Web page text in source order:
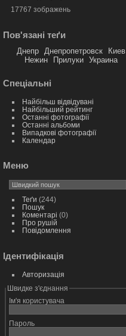
17767 зображень
Пов'язані теґи
Днепр Днепропетровск
Киев
Нежин
Прилуки Украина
Спеціальні
Найбільш відвідувані
Найбільший рейтинг
Останні фотографії
Останні альбоми
Випадкові фотографії
Календар
Меню
Теґи (244)
Пошук
Коментарі (0)
Про рушій
Повідомлення
Ідентифікація
Авторизація
Швидке з'єднання
Ім'я користувача
Пароль